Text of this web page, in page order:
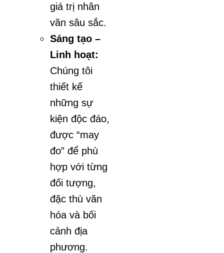
giá trị nhân
văn sâu sắc.
Sáng tạo –
Linh hoạt:
Chúng tôi
thiết kế
những sự
kiện độc đáo,
được “may
đo” để phù
hợp với từng
đối tượng,
đặc thù văn
hóa và bối
cảnh địa
phương.